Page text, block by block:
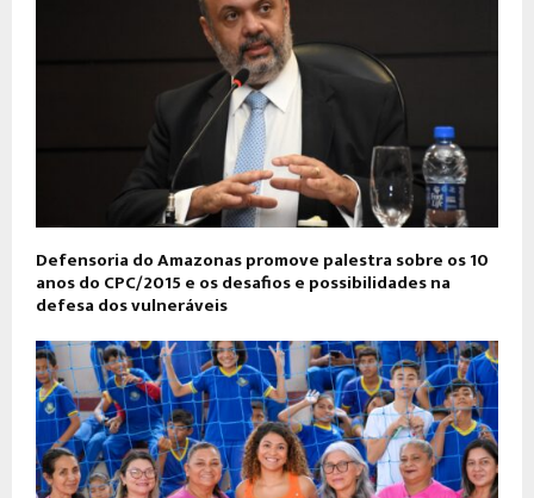
Defensoria do Amazonas promove palestra sobre os 10
anos do CPC/2015 e os desafios e possibilidades na
defesa dos vulneráveis